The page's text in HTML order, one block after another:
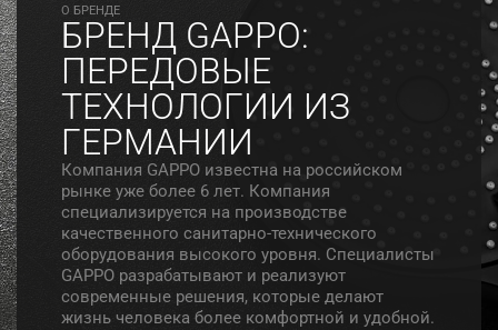
O БРЕНДЕ
БРЕНД GAPPO:
ПЕРЕДОВЫЕ
ТЕХНОЛОГИИ ИЗ
ГЕРМАНИИ
Компания GAPPO известна на российском
рынке уже более 6 лет. Компания
специализируется на производстве
качественного санитарно-технического
оборудования высокого уровня. Специалисты
GAPPO разрабатывают и реализуют
современные решения, которые делают
жизнь человека более комфортной и удобной.